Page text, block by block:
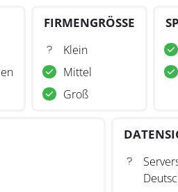
FIRMENGRÖSSE
Klein
Mittel
Groß